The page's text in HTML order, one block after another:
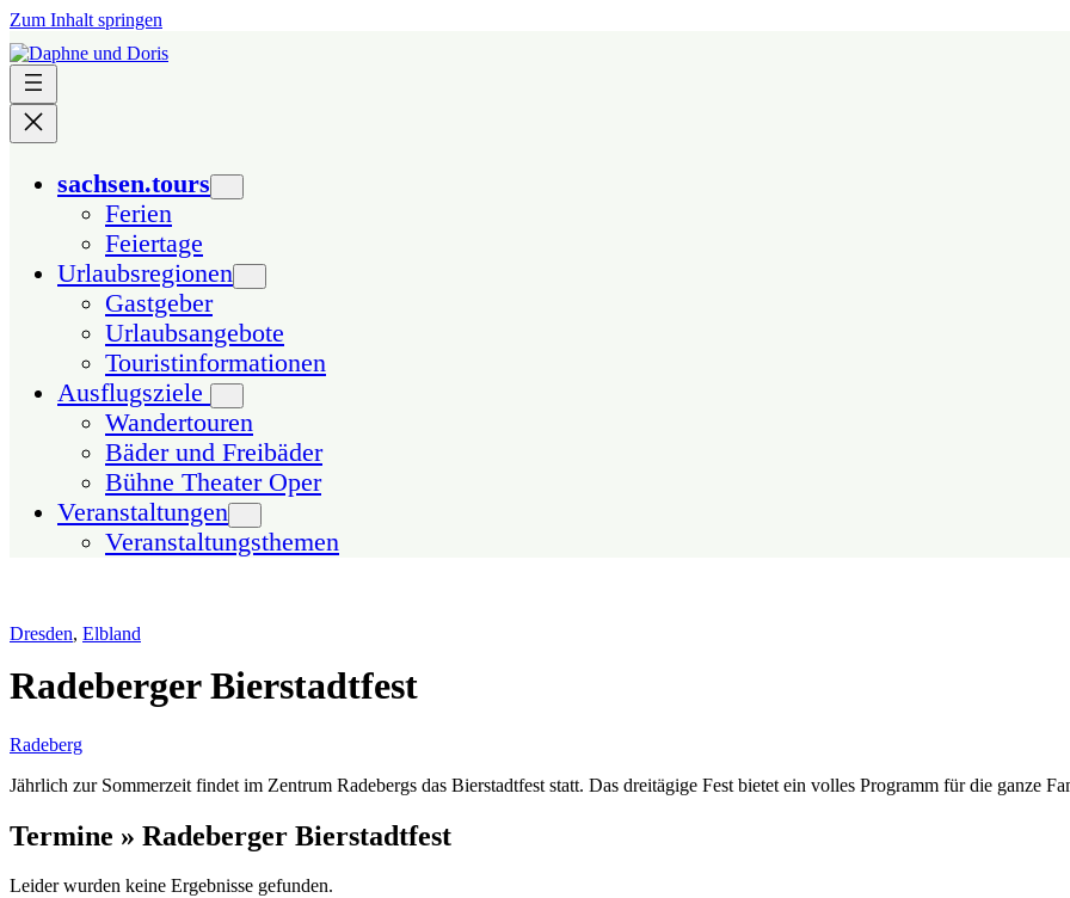
Zum Inhalt springen
sachsen.tours
Ferien
Feiertage
Urlaubsregionen
Gastgeber
Urlaubsangebote
Touristinformationen
Ausflugsziele
Wandertouren
Bäder und Freibäder
Bühne Theater Oper
Veranstaltungen
Veranstaltungsthemen
Dresden, Elbland
Radeberger Bierstadtfest
Radeberg
Jährlich zur Sommerzeit findet im Zentrum Radebergs das Bierstadtfest statt. Das dreitägige Fest bietet ein volles Programm für die ganze
Termine » Radeberger Bierstadtfest
Leider wurden keine Ergebnisse gefunden.